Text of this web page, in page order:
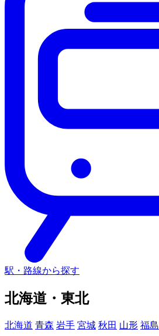
駅・路線から探す
北海道・東北
北海道 青森 岩手 宮城 秋田 山形 福島